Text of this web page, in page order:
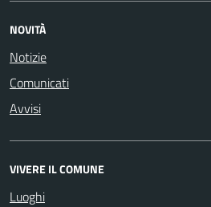
NOVITÀ
Notizie
Comunicati
Avvisi
VIVERE IL COMUNE
Luoghi